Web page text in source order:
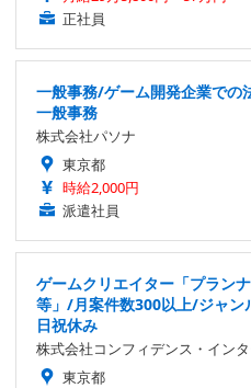
正社員
一般事務/ゲーム開発企業で
一般事務
株式会社パソナ
東京都
時給2,000円
派遣社員
ゲームクリエイター「プラン
等」/月案件数300以上/ジャン
日祝休み
株式会社コンフィデンス・イン
東京都